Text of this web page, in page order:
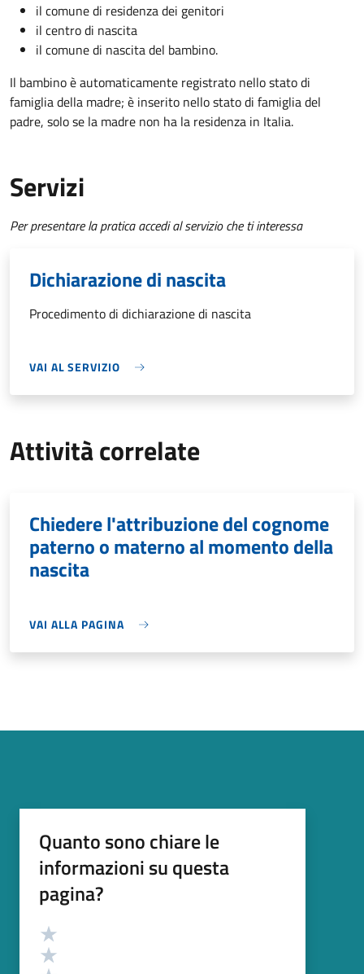
il comune di residenza dei genitori
il centro di nascita
il comune di nascita del bambino.
Il bambino è automaticamente registrato nello stato di
famiglia della madre; è inserito nello stato di famiglia del
padre, solo se la madre non ha la residenza in Italia.
Servizi
Per presentare la pratica accedi al servizio che ti interessa
Dichiarazione di nascita
Procedimento di dichiarazione di nascita
VAI AL SERVIZIO
Attività correlate
Chiedere l'attribuzione del cognome
paterno o materno al momento della
nascita
VAI ALLA PAGINA
Quanto sono chiare le
informazioni su questa
pagina?
Valutazione